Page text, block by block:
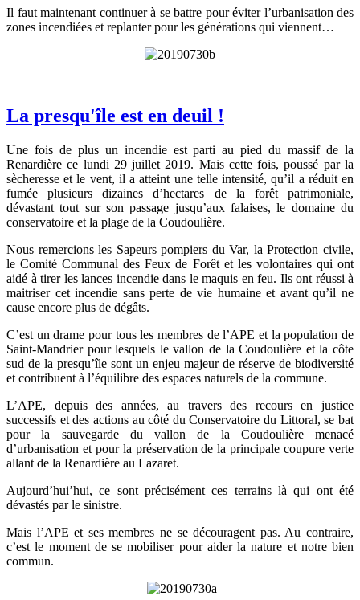
Il faut maintenant continuer à se battre pour éviter l’urbanisation des
zones incendiées et replanter pour les générations qui viennent…
La presqu'île est en deuil !
Une fois de plus un incendie est parti au pied du massif de la
Renardière ce lundi 29 juillet 2019. Mais cette fois, poussé par la
sècheresse et le vent, il a atteint une telle intensité, qu’il a réduit en
fumée plusieurs dizaines d’hectares de la forêt patrimoniale,
dévastant tout sur son passage jusqu’aux falaises, le domaine du
conservatoire et la plage de la Coudoulière.
Nous remercions les Sapeurs pompiers du Var, la Protection civile,
le Comité Communal des Feux de Forêt et les volontaires qui ont
aidé à tirer les lances incendie dans le maquis en feu. Ils ont réussi à
maitriser cet incendie sans perte de vie humaine et avant qu’il ne
cause encore plus de dégâts.
C’est un drame pour tous les membres de l’APE et la population de
Saint-Mandrier pour lesquels le vallon de la Coudoulière et la côte
sud de la presqu’île sont un enjeu majeur de réserve de biodiversité
et contribuent à l’équilibre des espaces naturels de la commune.
L’APE, depuis des années, au travers des recours en justice
successifs et des actions au côté du Conservatoire du Littoral, se bat
pour la sauvegarde du vallon de la Coudoulière menacé
d’urbanisation et pour la préservation de la principale coupure verte
allant de la Renardière au Lazaret.
Aujourd’hui’hui, ce sont précisément ces terrains là qui ont été
dévastés par le sinistre.
Mais l’APE et ses membres ne se découragent pas. Au contraire,
c’est le moment de se mobiliser pour aider la nature et notre bien
commun.